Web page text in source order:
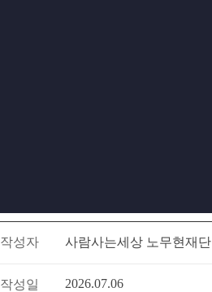
작성자 사람사는세상 노무현재단
작성일 2026.07.06